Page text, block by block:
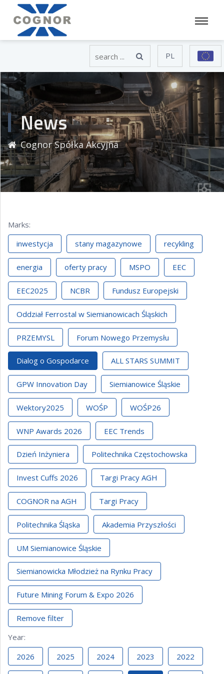
PL
News
Cognor Spółka Akcyjna
Marks:
inwestycja
stany magazynowe recykling
energia oferty pracy MSPO EEC
EEC2025 NCBR Fundusz Europejski
Oddział Ferrostal w Siemianowicach Śląskich
PRZEMYSL Forum Nowego Przemysłu
Dialog o Gospodarce ALL STARS SUMMIT
GPW Innovation Day Siemianowice Śląskie
Wektory2025 WOŚP WOŚP26
WNP Awards 2026 EEC Trends
Dzień Inżyniera Politechnika Częstochowska
Invest Cuffs 2026 Targi Pracy AGH
COGNOR na AGH Targi Pracy
Politechnika Śląska Akademia Przyszłości
UM Siemianowice Śląskie
Siemianowicka Młodzież na Rynku Pracy
Future Mining Forum & Expo 2026
Remove filter
Year:
2026
2025 2024 2023 2022